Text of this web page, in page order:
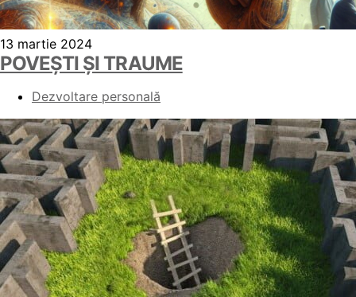
13 martie 2024
POVEȘTI ȘI TRAUME
Dezvoltare personală